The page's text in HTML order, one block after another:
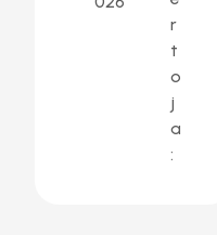
r
t
o
j
a
: